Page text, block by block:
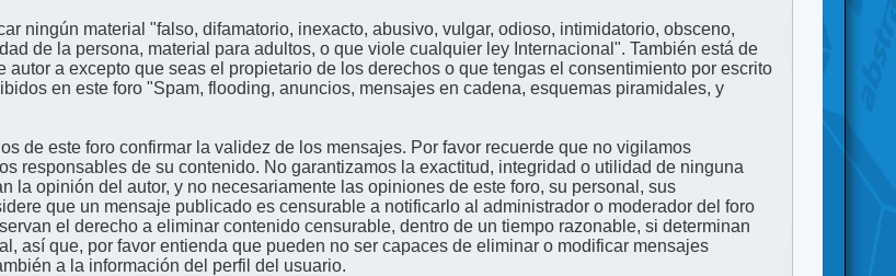
ningún material "falso, difamatorio, inexacto, abusivo, vulgar, odioso, intimidatorio, obsceno,
de la persona, material para adultos, o que viole cualquier ley Internacional". También está de
a excepto que seas el propietario de los derechos o que tengas el consentimiento por escrito
en este foro "Spam, flooding, anuncios, mensajes en cadena, esquemas piramidales, y
de este foro confirmar la validez de los mensajes. Por favor recuerde que no vigilamos
responsables de su contenido. No garantizamos la exactitud, integridad o utilidad de ninguna
la opinión del autor, y no necesariamente las opiniones de este foro, su personal, sus
que un mensaje publicado es censurable a notificarlo al administrador o moderador del foro
el derecho a eliminar contenido censurable, dentro de un tiempo razonable, si determinan
así que, por favor entienda que pueden no ser capaces de eliminar o modificar mensajes
a la información del perfil del usuario.